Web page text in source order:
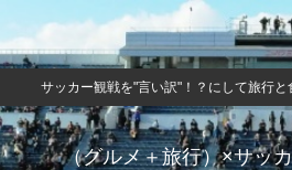
サッカー観戦を"言い訳"！？にして旅行と
（グルメ＋旅行）×サッ